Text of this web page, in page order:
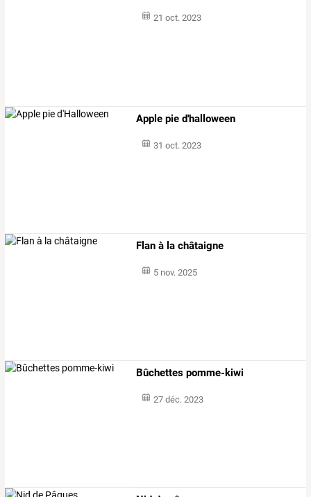
21 oct. 2023
Apple pie d'halloween
31 oct. 2023
Flan à la châtaigne
5 nov. 2025
Bûchettes pomme-kiwi
27 déc. 2023